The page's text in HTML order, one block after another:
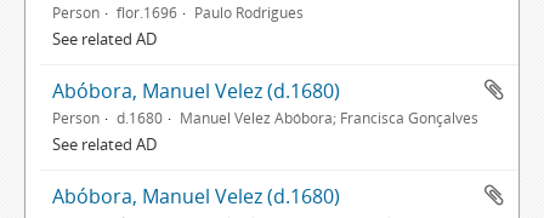
Person flor.1696 Paulo Rodrigues
See related AD
Abóbora, Manuel Velez (d.1680)
Person d.1680 Manuel Velez Abóbora; Francisca Gonçalves
See related AD
Abóbora, Manuel Velez (d.1680)